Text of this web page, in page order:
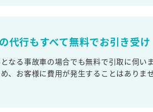
代行もすべて無料でお引き受け
なる事故車の場合でも無料で引取に伺い
、お客様に費用が発生することはありませ